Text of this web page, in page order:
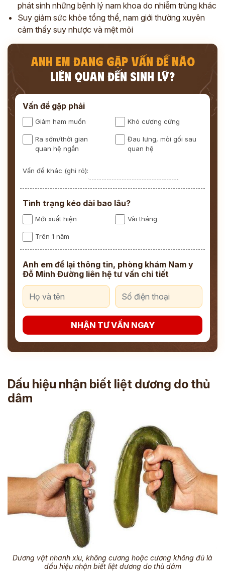
phát sinh những bệnh lý nam khoa do nhiễm trùng khác
Suy giảm sức khỏe tổng thể, nam giới thường xuyên
cảm thấy suy nhược và mệt mỏi
ANH EM ĐANG GẶP VẤN ĐỀ NÀO
LIÊN QUAN ĐẾN SINH LÝ?
Vấn đề gặp phải
Giảm ham muốn Khó cương cứng
Ra sớm/thời gian
quan hệ ngắn
Đau lưng, mỏi gối sau
quan hệ
Vấn đề khác (ghi rõ):
Tình trạng kéo dài bao lâu?
Mới xuất hiện Vài tháng
Trên 1 năm
Anh em để lại thông tin, phòng khám Nam y
Đỗ Minh Đường liên hệ tư vấn chi tiết
NHẬN TƯ VẤN NGAY
Dấu hiệu nhận biết liệt dương do thủ
dâm
Dương vật nhanh xìu, không cương hoặc cương không đủ là
dấu hiệu nhận biết liệt dương do thủ dâm